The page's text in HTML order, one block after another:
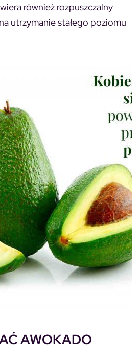
również rozpuszczalny
utrzymanie stałego poziomu
AWOKADO